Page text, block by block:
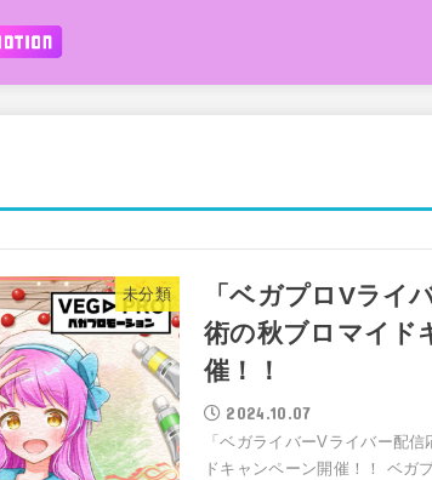
未分類
「ベガプロVライ
術の秋ブロマイド
催！！
2024.10.07
「ベガライバーVライバー配
ドキャンペーン開催！！ ベガ